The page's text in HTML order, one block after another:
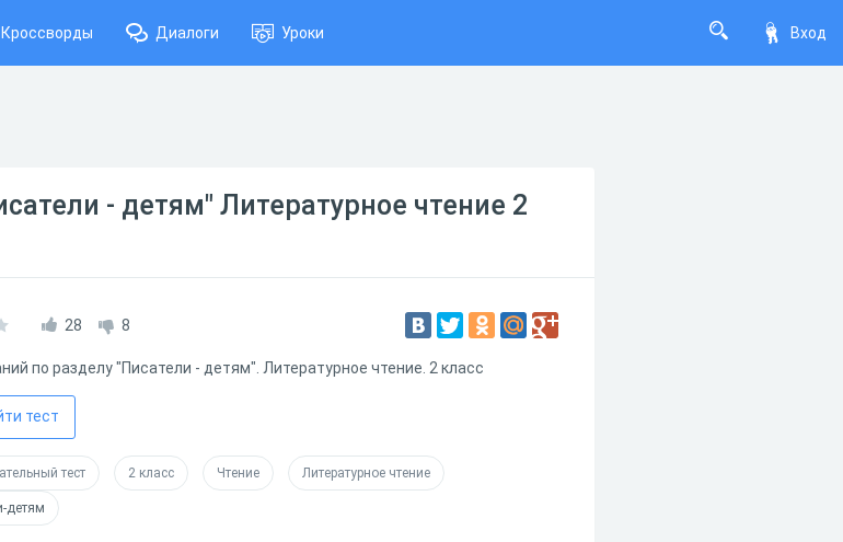
Вход
Кроссворды Диалоги Уроки
- детям" Литературное чтение 2
28 8
по разделу "Писатели - детям". Литературное чтение. 2 класс
тест
тест 2 класс Чтение Литературное чтение
детям